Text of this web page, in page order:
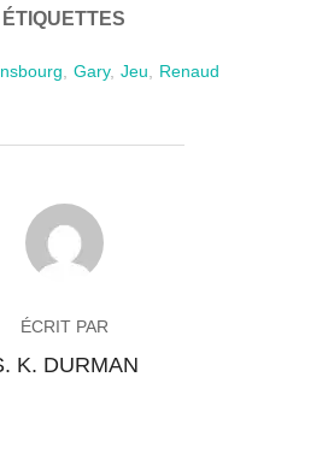
ÉTIQUETTES
Gary, Jeu Renaud
DE LA PUBLICATION
ÉCRIT PAR
K. DURMAN